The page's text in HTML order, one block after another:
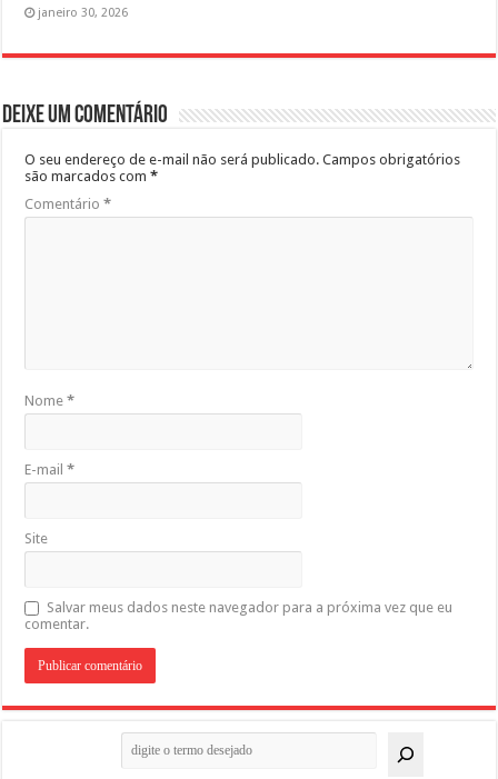
janeiro 30, 2026
Deixe um comentário
O seu endereço de e-mail não será publicado. Campos obrigatórios
são marcados com*
Comentário*
Nome*
E-mail*
Site
Salvar meus dados neste navegador para a próxima vez que eu
comentar.